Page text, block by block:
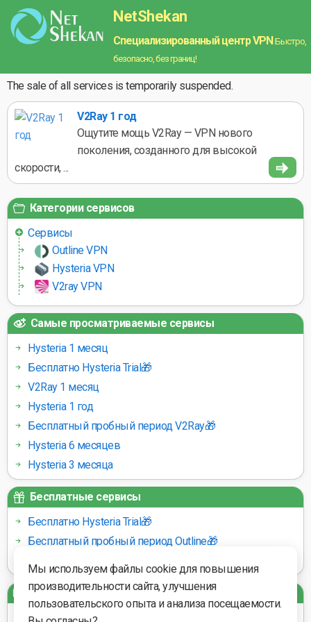
Мы используем файлы cookie для повышения
производительности сайта, улучшения
пользовательского опыта и анализа посещаемости.
NetShekan
Специализированный центр VPN Быстро,
безопасно, без границ!
The sale of all services is temporarily suspended.
V2Ray 1 год
Ощутите мощь V2Ray — VPN нового
поколения, созданного для высокой
скорости, ...
Категории сервисов
Сервисы
Outline VPN
Hysteria VPN
V2ray VPN
Самые просматриваемые сервисы
Hysteria 1 месяц
Бесплатно Hysteria Trial🎁
V2Ray 1 месяц
Hysteria 1 год
Бесплатный пробный период V2Ray🎁
Hysteria 6 месяцев
Hysteria 3 месяца
Бесплатные сервисы
Бесплатно Hysteria Trial🎁
Бесплатный пробный период Outline🎁
Бесплатный пробный период V2Ray🎁
Платёжные шлюзы